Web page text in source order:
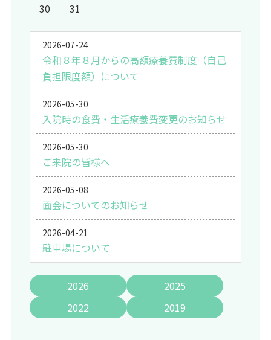
30
31
2026-07-24
令和８年８月からの高額療養費制度（自己
負担限度額）について
2026-05-30
入院時の食費・生活療養費変更のお知らせ
2026-05-30
ご来院の皆様へ
2026-05-08
面会についてのお知らせ
2026-04-21
駐車場について
2026
2025
2022
2019